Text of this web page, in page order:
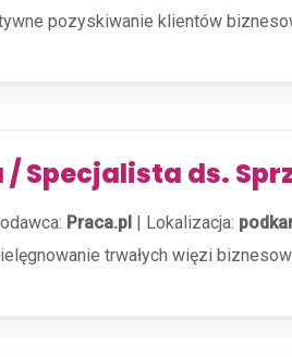
pozyskiwanie klientów
Specjalista ds.
Praca.pl | Lokalizacja:
trwałych więzi